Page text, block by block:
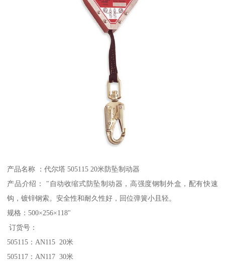
产品名称 ：代尔塔 505115 20米防坠制动器
产品介绍： "自动收缩式防坠制动器，高强度钢制外盒，配有快速
钩，镀锌钢索。安全性和耐久性好，回位弹簧小且轻。
规格：500×256×118"
订货号：
505115：AN115 20米
505117：AN117 30米